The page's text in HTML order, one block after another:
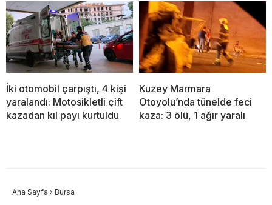
İki otomobil çarpıştı, 4 kişi
yaralandı: Motosikletli çift
kazadan kıl payı kurtuldu
Kuzey Marmara
Otoyolu’nda tünelde feci
kaza: 3 ölü, 1 ağır yaralı
Ana Sayfa › Bursa